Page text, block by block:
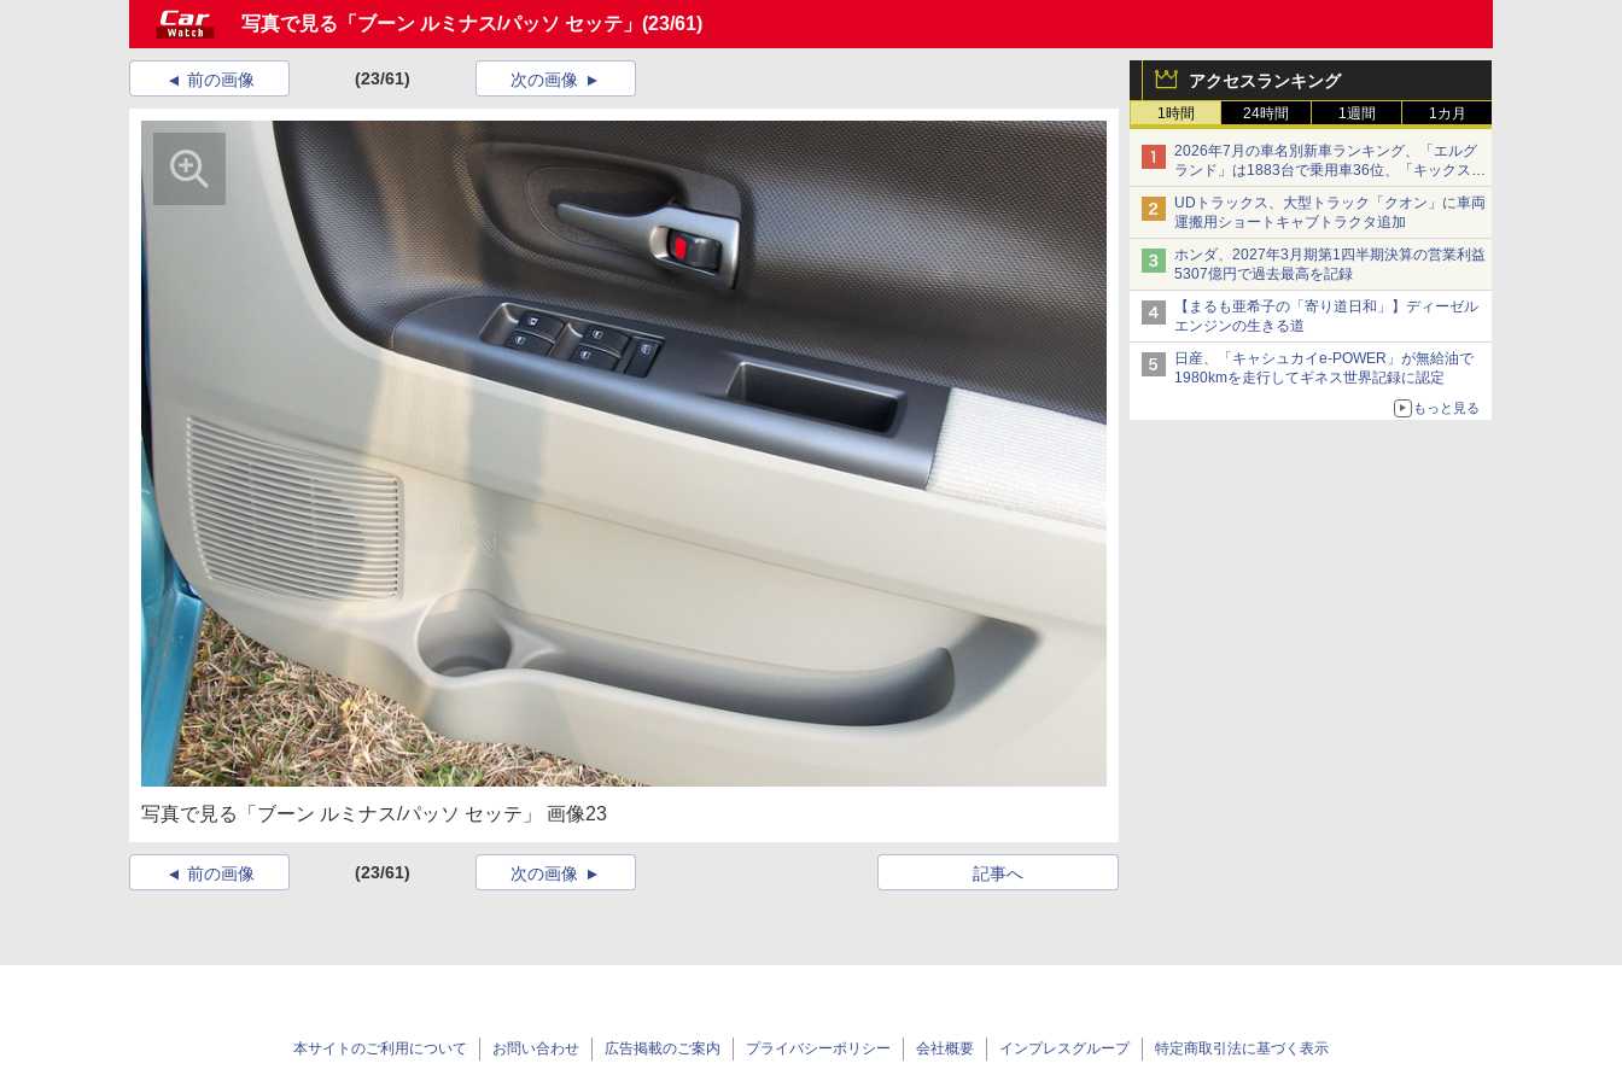
写真で見る「ブーン ルミナス/パッソ セッテ」 (23/61)
アクセスランキング
1時間 24時間 1週間 1カ月
2026年7月の車名別新車ランキング、「エルグ
ランド」は1883台で乗用車36位、「キックス」
は2591台で27位に
UDトラックス、大型トラック「クオン」に車両
運搬用ショートキャブトラクタ追加
ホンダ、2027年3月期第1四半期決算の営業利益
5307億円で過去最高を記録
【まるも亜希子の「寄り道日和」】ディーゼル
エンジンの生きる道
日産、「キャシュカイe-POWER」が無給油で
1980kmを走行してギネス世界記録に認定
もっと見る
前の画像 (23/61) 次の画像
写真で見る「ブーン ルミナス/パッソ セッテ」 画像23
前の画像 (23/61) 記事へ
次の画像
本サイトのご利用について お問い合わせ 広告掲載のご案内 プライバシーポリシー 会社概要 インプレスグループ 特定商取引法に基づく表示